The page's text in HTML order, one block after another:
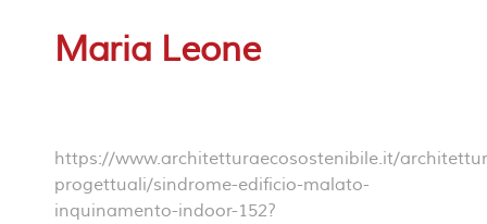
Maria Leone
https://www.architetturaecosostenibile.it/
progettuali/sindrome-edificio-malato-
inquinamento-indoor-152?